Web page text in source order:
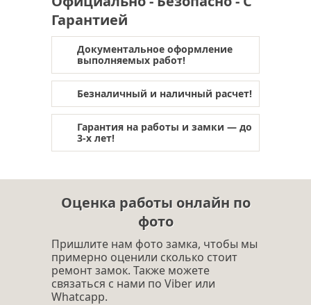
Гарантией
Документальное оформление
выполняемых работ!
Безналичный и наличный расчет!
Гарантия на работы и замки — до
3-х лет!
Оценка работы онлайн по
фото
Пришлите нам фото замка, чтобы мы
примерно оценили сколько стоит
ремонт замок. Также можете
связаться с нами по Viber или
Whatcapp.